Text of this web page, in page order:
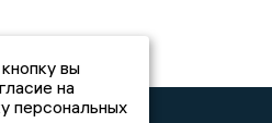
вы
на
персональных